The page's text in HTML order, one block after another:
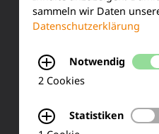
Ihre
sammeln wir Daten
Datenschutzerklärung
Notwendig
2 Cookies
Statistiken